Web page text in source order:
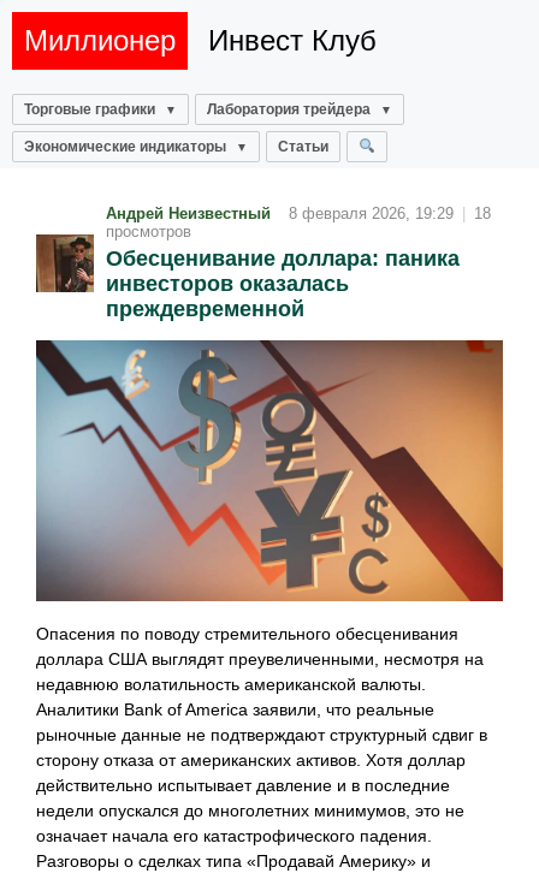
Миллионер Инвест Клуб
Торговые графики Лаборатория трейдера
Экономические индикаторы Статьи
Андрей Неизвестный 8 февраля 2026, 19:29
18
просмотров
Обесценивание доллара: паника
инвесторов оказалась
преждевременной
Опасения по поводу стремительного обесценивания
доллара США выглядят преувеличенными, несмотря на
недавнюю волатильность американской валюты.
Аналитики Bank of America заявили, что реальные
рыночные данные не подтверждают структурный сдвиг в
сторону отказа от американских активов. Хотя доллар
действительно испытывает давление и в последние
недели опускался до многолетних минимумов, это не
означает начала его катастрофического падения.
Разговоры о сделках типа «Продавай Америку» и